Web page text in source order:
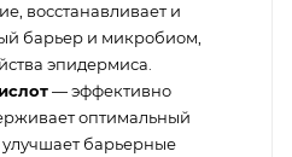
восстанавливает и
барьер и микробиом,
эпидермиса.
— эффективно
оптимальный
улучшает барьерные